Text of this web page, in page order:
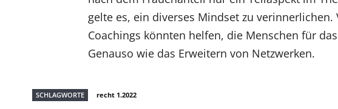
gelte es, ein diverses Mindset zu
Coachings könnten helfen, die Menschen für
Genauso wie das Erweitern von Netzwerken.
SCHLAGWORTE recht 1.2022